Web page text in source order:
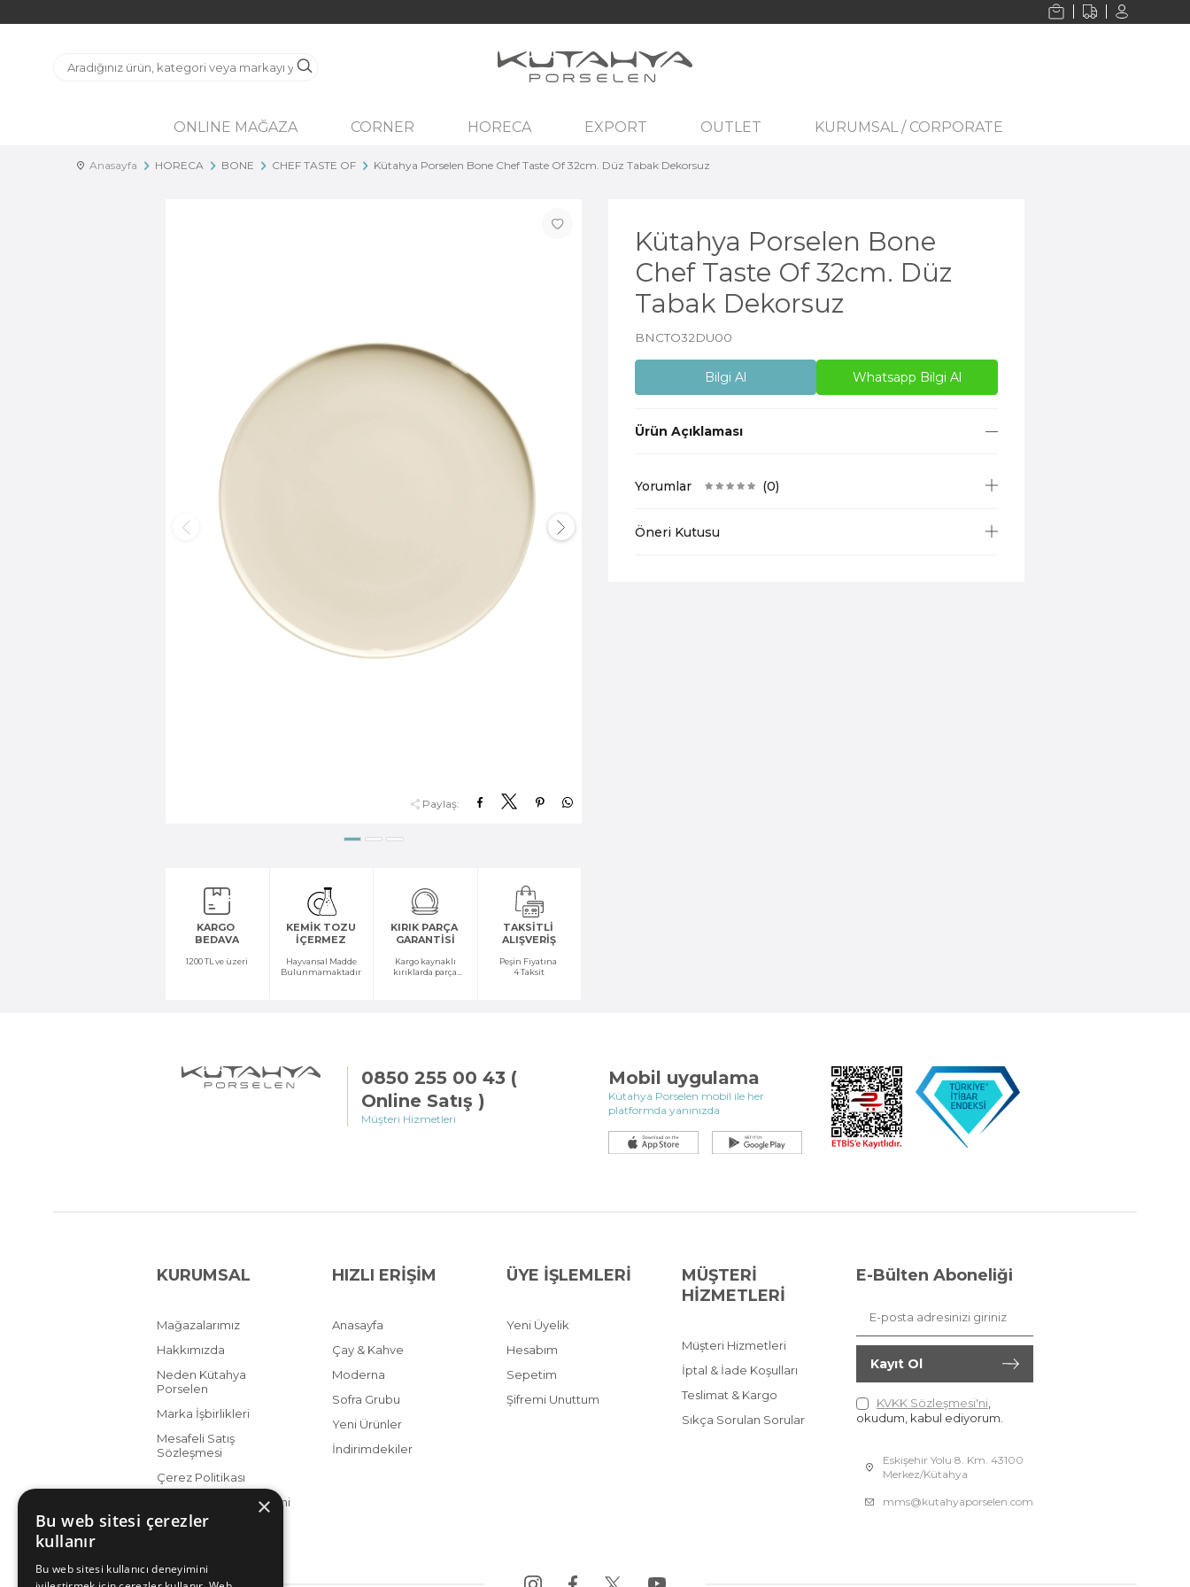
ONLINE MAĞAZA CORNER HORECA EXPORT OUTLET KURUMSAL / CORPORATE
Anasayfa HORECA BONE CHEF TASTE OF Kütahya Porselen Bone Chef Taste Of 32cm. Düz Tabak Dekorsuz
Paylaş:
KARGO
BEDAVA
1200 TL ve üzeri
KEMİK TOZU
İÇERMEZ
Hayvansal Madde
Bulunmamaktadır
KIRIK PARÇA
GARANTİSİ
Kargo kaynaklı
kırıklarda parça
TAKSİTLİ
ALIŞVERİŞ
Peşin Fiyatına
4 Taksit
Kütahya Porselen Bone
Chef Taste Of 32cm. Düz
Tabak Dekorsuz
BNCTO32DU00
Bilgi Al Whatsapp Bilgi Al
Ürün Açıklaması
Yorumlar (0)
Öneri Kutusu
0850 255 00 43 (
Online Satış )
Müşteri Hizmetleri
Mobil uygulama
Kütahya Porselen mobil ile her
platformda yanınızda
KURUMSAL
Mağazalarımız
Hakkımızda
Neden Kütahya
Porselen
Marka İşbirlikleri
Mesafeli Satış
Sözleşmesi
Çerez Politikası
KVKK Aydınlatma Metni
HIZLI ERİŞİM
Anasayfa
Çay & Kahve
Moderna
Sofra Grubu
Yeni Ürünler
İndirimdekiler
ÜYE İŞLEMLERİ
Yeni Üyelik
Hesabım
Sepetim
Şifremi Unuttum
MÜŞTERİ
HİZMETLERİ
Müşteri Hizmetleri
İptal & İade Koşulları
Teslimat & Kargo
Sıkça Sorulan Sorular
E-Bülten Aboneliği
Kayıt Ol
KVKK Sözleşmesi'ni
okudum, kabul ediyorum.
Eskişehir Yolu 8. Km. 43100
Merkez/Kütahya
mms@kutahyaporselen.com
×
Bu web sitesi çerezler
kullanır
Bu web sitesi kullanıcı deneyimini